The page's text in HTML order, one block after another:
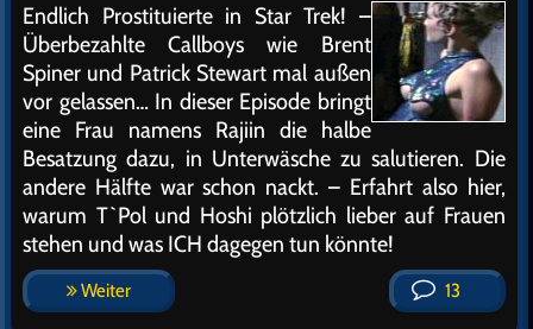
Endlich Prostituierte in Star Trek! –
Überbezahlte Callboys wie Brent
Spiner und Patrick Stewart mal außen
vor gelassen… In dieser Episode bringt
eine Frau namens Rajiin die halbe
Besatzung dazu, in Unterwäsche zu salutieren. Die
andere Hälfte war schon nackt. – Erfahrt also hier,
warum T`Pol und Hoshi plötzlich lieber auf Frauen
stehen und was ICH dagegen tun könnte!
Weiter 13